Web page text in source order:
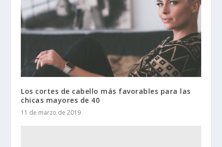
Los cortes de cabello más favorables para las
chicas mayores de 40
11 de marzo de 2019